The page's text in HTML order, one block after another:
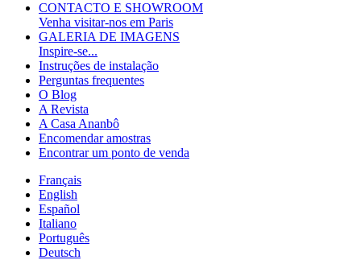
CONTACTO E SHOWROOM
Venha visitar-nos em Paris
GALERIA DE IMAGENS
Inspire-se...
Instruções de instalação
Perguntas frequentes
O Blog
A Revista
A Casa Ananbô
Encomendar amostras
Encontrar um ponto de venda
Français
English
Español
Italiano
Português
Deutsch